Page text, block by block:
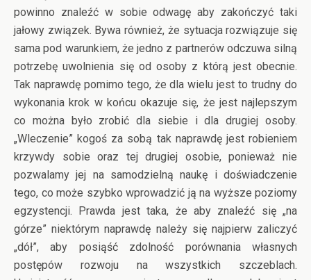
powinno znaleźć w sobie odwagę aby zakończyć taki
jałowy związek. Bywa również, że sytuacja rozwiązuje się
sama pod warunkiem, że jedno z partnerów odczuwa silną
potrzebę uwolnienia się od osoby z którą jest obecnie.
Tak naprawdę pomimo tego, że dla wielu jest to trudny do
wykonania krok w końcu okazuje się, że jest najlepszym
co można było zrobić dla siebie i dla drugiej osoby.
„Wleczenie” kogoś za sobą tak naprawdę jest robieniem
krzywdy sobie oraz tej drugiej osobie, ponieważ nie
pozwalamy jej na samodzielną naukę i doświadczenie
tego, co może szybko wprowadzić ją na wyższe poziomy
egzystencji. Prawda jest taka, że aby znaleźć się „na
górze” niektórym naprawdę należy się najpierw zaliczyć
„dół”, aby posiąść zdolność porównania własnych
postępów rozwoju na wszystkich szczeblach.